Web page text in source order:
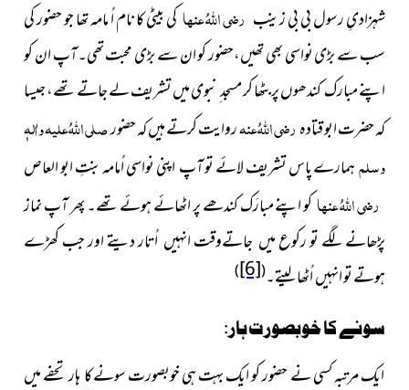
شہزادیِ رسول بی بی زینب رضی اللہُ عنہاکی بیٹی کا نام اُ مامہ تھا جو حضور کی
سب سے بڑی نواسی بھی تھیں،حضور کو ان سے بڑی محبت تھی۔آپ ان کو
اپنے مبارک کندھوں پر بٹھا کر مسجد ِ نبوی میں تشریف لے جاتے تھے، جیسا
کہ حضرت ابو قتادہرضی اللہُ عنہروایت کرتے ہیں کہ حضورصلی اللہُ علیہ واٰلہٖ
وسلمہمارے پاس تشریف لائے تو آپ اپنی نواسی اُمامہ بنتِ ابو العاص
رضی اللہُ عنہاکو اپنے مبارَک کندھے پر اٹھائے ہوئے تھے۔ پھر آپ نماز
پڑھانے لگے تو رکوع میں جاتےوقت انہیں اُتار دیتے اور جب کھڑے
ہوتے تو انہیں اُٹھا لیتے۔(
[6]
)
سونے کا خوبصورت ہار:
ایک مرتبہ کسی نے حضور کو ایک بہت ہی خوبصورت سونے کا ہار تحفے میں